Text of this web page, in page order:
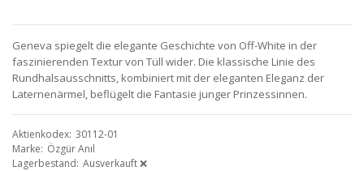
Geneva spiegelt die elegante Geschichte von Off-White in der
faszinierenden Textur von Tüll wider. Die klassische Linie des
Rundhalsausschnitts, kombiniert mit der eleganten Eleganz der
Laternenärmel, beflügelt die Fantasie junger Prinzessinnen.
Aktienkodex 30112-01
Marke Özgür Anıl
Lagerbestand Ausverkauft ❌